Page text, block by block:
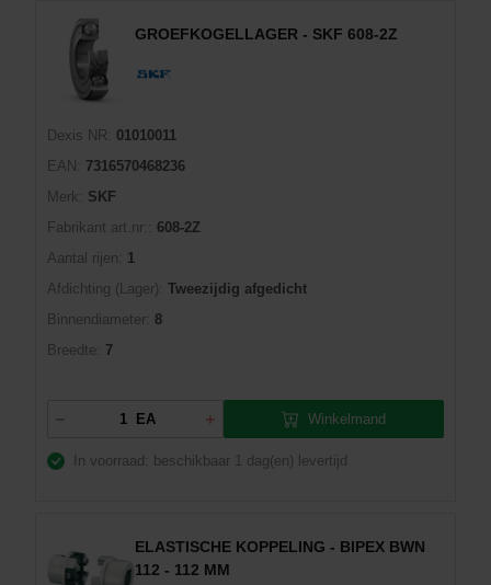
GROEFKOGELLAGER - SKF 608-2Z
Dexis NR:
01010011
EAN:
7316570468236
Merk:
SKF
Fabrikant art.nr::
608-2Z
Aantal rijen:
1
Afdichting (Lager): Tweezijdig afgedicht
Binnendiameter: 8
Breedte:
7
EA Winkelmand
In voorraad: beschikbaar 1 dag(en) levertijd
ELASTISCHE KOPPELING - BIPEX BWN
112 - 112 MM